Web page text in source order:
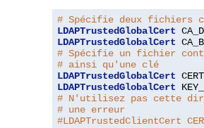
# Spécifie deux fichiers
LDAPTrustedGlobalCert
LDAPTrustedGlobalCert
# Spécifie un fichier
# ainsi qu'une clé
LDAPTrustedGlobalCert
LDAPTrustedGlobalCert
# N'utilisez pas cette
# une erreur
#LDAPTrustedClientCert